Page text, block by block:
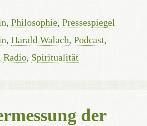
, Philosophie, Pressespiegel
, Harald Walach, Podcast,
Radio, Spiritualität
der